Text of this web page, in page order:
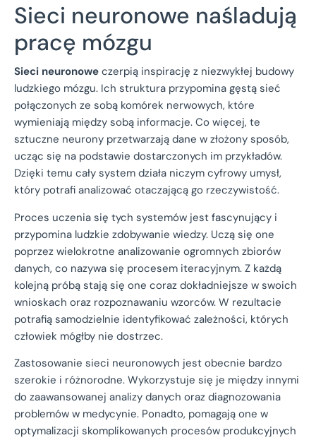
Sieci neuronowe naśladują
pracę mózgu
Sieci neuronowe czerpią inspirację z niezwykłej budowy
ludzkiego mózgu. Ich struktura przypomina gęstą sieć
połączonych ze sobą komórek nerwowych, które
wymieniają między sobą informacje. Co więcej, te
sztuczne neurony przetwarzają dane w złożony sposób,
ucząc się na podstawie dostarczonych im przykładów.
Dzięki temu cały system działa niczym cyfrowy umysł,
który potrafi analizować otaczającą go rzeczywistość.
Proces uczenia się tych systemów jest fascynujący i
przypomina ludzkie zdobywanie wiedzy. Uczą się one
poprzez wielokrotne analizowanie ogromnych zbiorów
danych, co nazywa się procesem iteracyjnym. Z każdą
kolejną próbą stają się one coraz dokładniejsze w swoich
wnioskach oraz rozpoznawaniu wzorców. W rezultacie
potrafią samodzielnie identyfikować zależności, których
człowiek mógłby nie dostrzec.
Zastosowanie sieci neuronowych jest obecnie bardzo
szerokie i różnorodne. Wykorzystuje się je między innymi
do zaawansowanej analizy danych oraz diagnozowania
problemów w medycynie. Ponadto, pomagają one w
optymalizacji skomplikowanych procesów produkcyjnych